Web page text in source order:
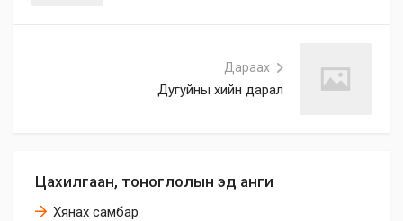
Цахилгаан, тоноглолын эд анги
Хянах самбар
Дараах
Дугуйны хийн дарал